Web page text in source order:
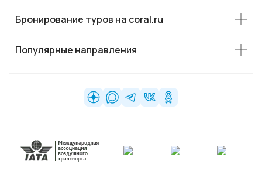
Бронирование туров на coral.ru
Популярные направления